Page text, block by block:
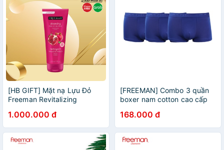
[HB GIFT] Mặt nạ Lựu Đỏ
Freeman Revitalizing
Mask 175g (HÀNG TẶNG
KHÔNG BÁN)
1.000.000 đ
[FREEMAN] Combo 3 quần
boxer nam cotton cao cấp
168.000 đ